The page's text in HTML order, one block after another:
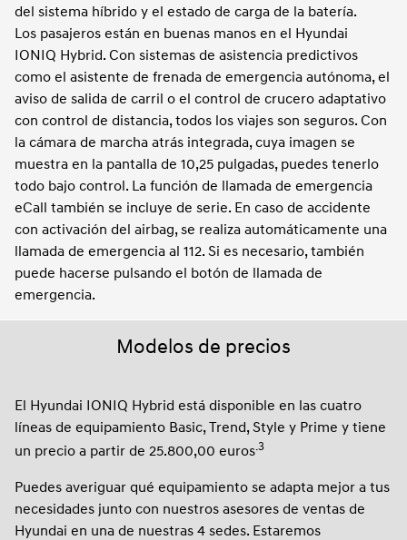
del sistema híbrido y el estado de carga de la batería.
Los pasajeros están en buenas manos en el Hyundai
IONIQ Hybrid. Con sistemas de asistencia predictivos
como el asistente de frenada de emergencia autónoma, el
aviso de salida de carril o el control de crucero adaptativo
con control de distancia, todos los viajes son seguros. Con
la cámara de marcha atrás integrada, cuya imagen se
muestra en la pantalla de 10,25 pulgadas, puedes tenerlo
todo bajo control. La función de llamada de emergencia
eCall también se incluye de serie. En caso de accidente
con activación del airbag, se realiza automáticamente una
llamada de emergencia al 112. Si es necesario, también
puede hacerse pulsando el botón de llamada de
emergencia.
Modelos de precios
El Hyundai IONIQ Hybrid está disponible en las cuatro
líneas de equipamiento Basic, Trend, Style y Prime y tiene
un precio a partir de 25.800,00 euros.3
Puedes averiguar qué equipamiento se adapta mejor a tus
necesidades junto con nuestros asesores de ventas de
Hyundai en una de nuestras 4 sedes. Estaremos